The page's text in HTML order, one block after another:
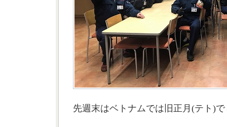
先週末はベトナムでは旧正月(テト)